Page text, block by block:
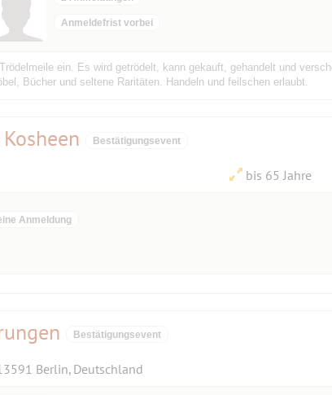
Anmeldefrist vorbei
ein. Es wird getrödelt, kann gekauft, gehandelt und
Bücher und seltene Raritäten. Handeln und feilschen erlaubt.
Bestätigungsevent
bis 65 Jahre
Anmeldung
Bestätigungsevent
Berlin, Deutschland